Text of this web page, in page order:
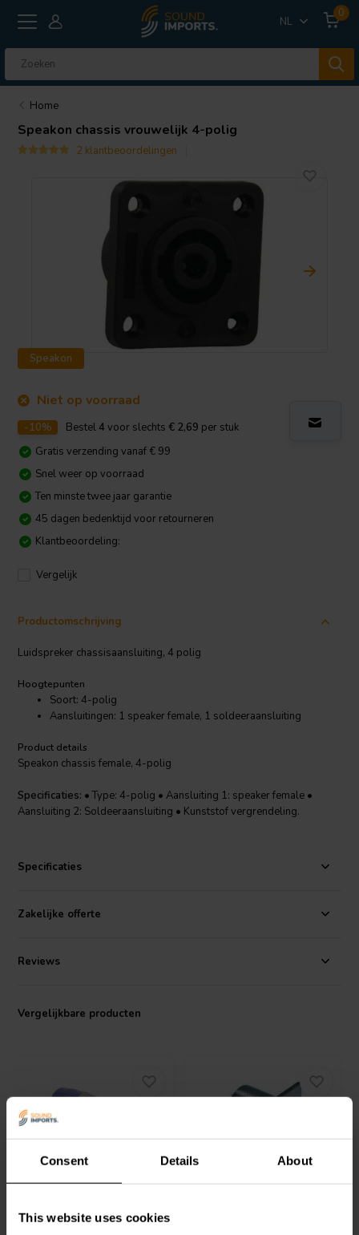
Consent Details About
This website uses cookies
NL
0
Home
Speakon chassis vrouwelijk 4-polig
2 klantbeoordelingen
Speakon
Niet op voorraad
-10% Bestel4 voor slechts € 2,69 per stuk
Gratis verzending vanaf € 99
Snel weer op voorraad
Ten minste twee jaar garantie
45 dagen bedenktijd voor retourneren
Klantbeoordeling:
Vergelijk
Productomschrijving
Luidspreker chassisaansluiting, 4 polig
Hoogtepunten
Soort: 4-polig
Aansluitingen: 1 speaker female, 1 soldeeraansluiting
Product details
Speakon chassis female, 4-polig
Specificaties: • Type: 4-polig • Aansluiting 1: speaker female •
Aansluiting 2: Soldeeraansluiting • Kunststof vergrendeling.
Specificaties
Zakelijke offerte
Reviews
Vergelijkbare producten
Speakon
Speakon aansluiting Male
XLR chassis male 3-polig